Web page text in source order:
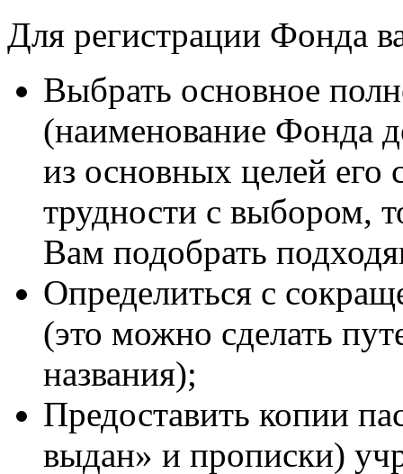
Для регистрации Фонда
Выбрать основное
(наименование Фонда
из основных целей его
трудности с выбором,
Вам подобрать
Определиться с
(это можно сделать
названия);
Предоставить копии
выдан» и прописки)